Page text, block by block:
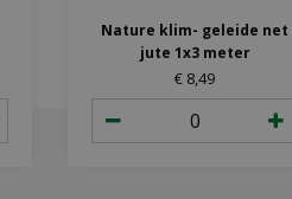
Nature klim- geleide net
jute 1x3 meter
€ 8,49